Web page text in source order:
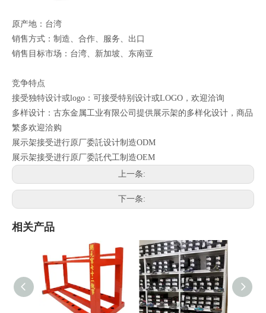
原产地：台湾
销售方式：制造、合作、服务、出口
销售目标市场：台湾、新加坡、东南亚
竞争特点
接受独特设计或logo：可接受特别设计或LOGO，欢迎洽询
多样设计：古东金属工业有限公司提供展示架的多样化设计，商品
繁多欢迎洽购
展示架接受进行原厂委託设计制造ODM
展示架接受进行原厂委託代工制造OEM
上一条:
下一条:
相关产品